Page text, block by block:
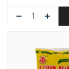
− +